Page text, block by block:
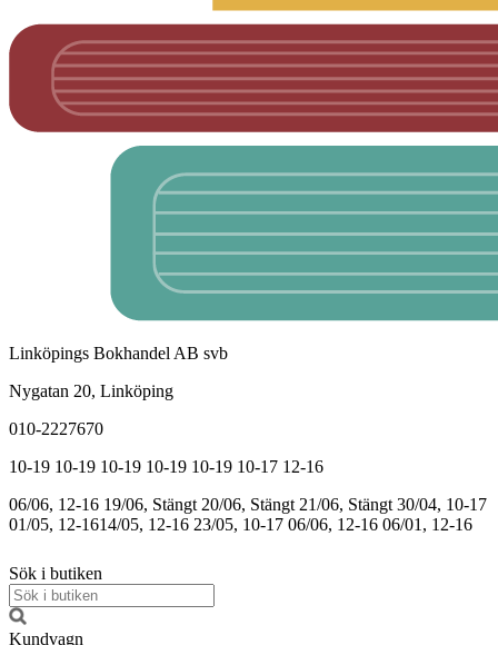
Linköpings Bokhandel AB svb
Nygatan 20, Linköping
010-2227670
10-19 10-19 10-19 10-19 10-19 10-17 12-16
06/06, 12-16 19/06, Stängt 20/06, Stängt 21/06, Stängt 30/04, 10-17
01/05, 12-1614/05, 12-16 23/05, 10-17 06/06, 12-16 06/01, 12-16
Sök i butiken
Kundvagn